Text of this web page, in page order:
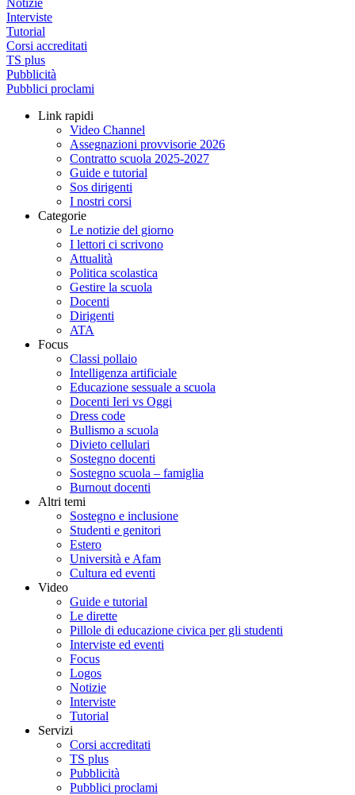
Notizie
Interviste
Tutorial
Corsi accreditati
TS plus
Pubblicità
Pubblici proclami
Link rapidi
Video Channel
Assegnazioni provvisorie 2026
Contratto scuola 2025-2027
Guide e tutorial
Sos dirigenti
I nostri corsi
Categorie
Le notizie del giorno
I lettori ci scrivono
Attualità
Politica scolastica
Gestire la scuola
Docenti
Dirigenti
ATA
Focus
Classi pollaio
Intelligenza artificiale
Educazione sessuale a scuola
Docenti Ieri vs Oggi
Dress code
Bullismo a scuola
Divieto cellulari
Sostegno docenti
Sostegno scuola – famiglia
Burnout docenti
Altri temi
Sostegno e inclusione
Studenti e genitori
Estero
Università e Afam
Cultura ed eventi
Video
Guide e tutorial
Le dirette
Pillole di educazione civica per gli studenti
Interviste ed eventi
Focus
Logos
Notizie
Interviste
Tutorial
Servizi
Corsi accreditati
TS plus
Pubblicità
Pubblici proclami